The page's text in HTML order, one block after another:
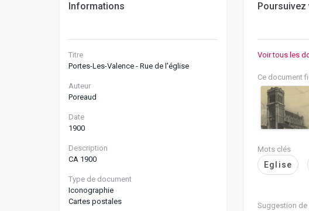
Informations
Titre
Portes-Les-Valence - Rue de l'église
Auteur
Poreaud
Date
1900
Description
CA 1900
Type de document
Iconographie
Cartes postales
Voir tous les
Ce document
Mots clés
Eglise
Suggestion